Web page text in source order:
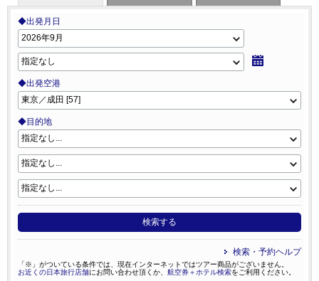
◆出発月日
◆出発空港
◆目的地
検索する
検索・予約ヘルプ
「※」がついている条件では、現在インターネットではツアー商品がございません。
お近くの日本旅行店舗にお問い合わせ頂くか、 航空券＋ホテル検索をご利用ください。